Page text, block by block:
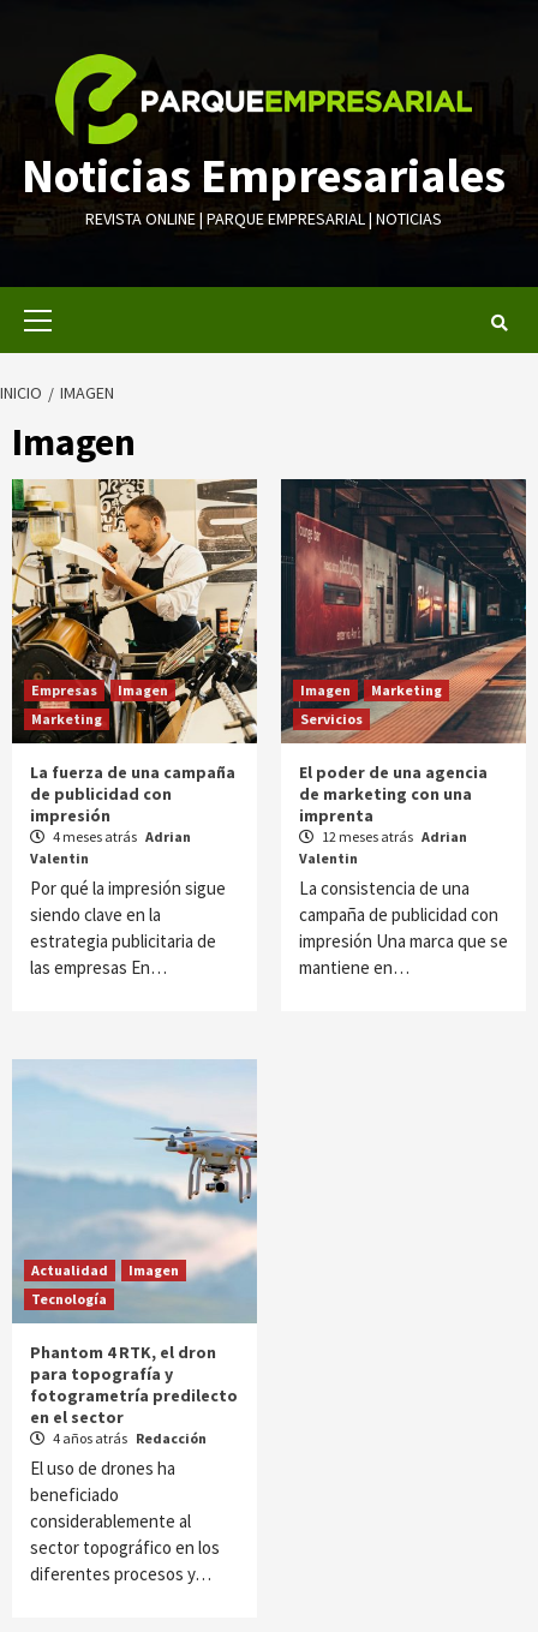
contenido
Noticias Empresariales
REVISTA ONLINE | PARQUE EMPRESARIAL | NOTICIAS
INICIO IMAGEN
Imagen
Empresas
Imagen
Marketing
La fuerza de una campaña
de publicidad con
impresión
4 meses atrás Adrian
Valentin
Por qué la impresión sigue
siendo clave en la
estrategia publicitaria de
las empresas En…
Imagen
Marketing
Servicios
El poder de una agencia
de marketing con una
imprenta
12 meses atrás Adrian
Valentin
La consistencia de una
campaña de publicidad con
impresión Una marca que se
mantiene en…
Actualidad
Imagen
Tecnología
Phantom 4 RTK, el dron
para topografía y
fotogrametría predilecto
en el sector
4 años atrás Redacción
El uso de drones ha
beneficiado
considerablemente al
sector topográfico en los
diferentes procesos y…